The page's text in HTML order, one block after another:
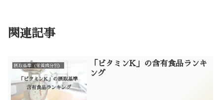
関連記事
摂取基準（栄養成分別）
「ビタミンK」の含有食品ランキ
ング